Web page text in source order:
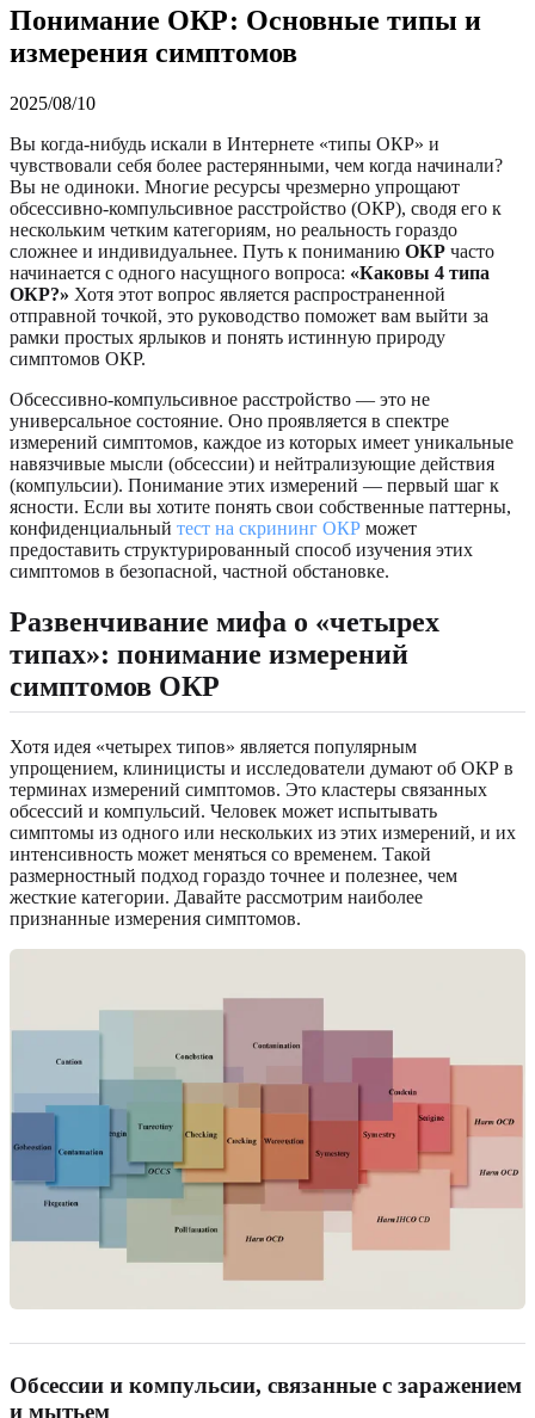
Понимание ОКР: Основные типы и
измерения симптомов
2025/08/10
Вы когда-нибудь искали в Интернете «типы ОКР» и
чувствовали себя более растерянными, чем когда начинали?
Вы не одиноки. Многие ресурсы чрезмерно упрощают
обсессивно-компульсивное расстройство (ОКР), сводя его к
нескольким четким категориям, но реальность гораздо
сложнее и индивидуальнее. Путь к пониманию ОКР часто
начинается с одного насущного вопроса: «Каковы 4 типа
ОКР?» Хотя этот вопрос является распространенной
отправной точкой, это руководство поможет вам выйти за
рамки простых ярлыков и понять истинную природу
симптомов ОКР.
Обсессивно-компульсивное расстройство — это не
универсальное состояние. Оно проявляется в спектре
измерений симптомов, каждое из которых имеет уникальные
навязчивые мысли (обсессии) и нейтрализующие действия
(компульсии). Понимание этих измерений — первый шаг к
ясности. Если вы хотите понять свои собственные паттерны,
конфиденциальный тест на скрининг ОКР может
предоставить структурированный способ изучения этих
симптомов в безопасной, частной обстановке.
Развенчивание мифа о «четырех
типах»: понимание измерений
симптомов ОКР
Хотя идея «четырех типов» является популярным
упрощением, клиницисты и исследователи думают об ОКР в
терминах измерений симптомов. Это кластеры связанных
обсессий и компульсий. Человек может испытывать
симптомы из одного или нескольких из этих измерений, и их
интенсивность может меняться со временем. Такой
размерностный подход гораздо точнее и полезнее, чем
жесткие категории. Давайте рассмотрим наиболее
признанные измерения симптомов.
Обсессии и компульсии, связанные с заражением
и мытьем